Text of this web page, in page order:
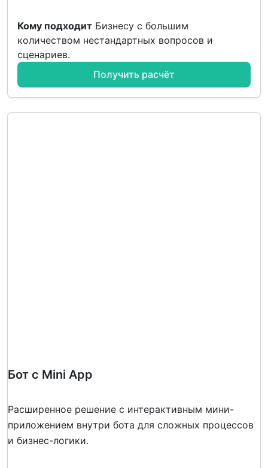
Кому подходит Бизнесу с большим
количеством нестандартных вопросов и
сценариев.
Получить расчёт
Бот с Mini App
Расширенное решение с интерактивным мини-
приложением внутри бота для сложных процессов
и бизнес-логики.